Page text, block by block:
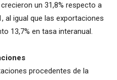
un 31,8% respecto a
al igual que las exportaciones
13,7% en tasa interanual.
procedentes de la